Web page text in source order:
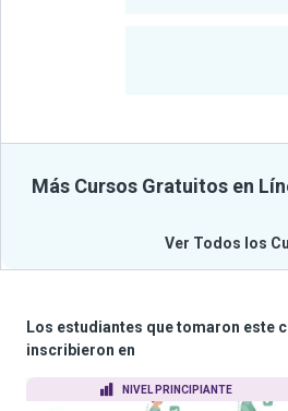
Más Cursos Gratuitos en
Ver Todos los
Los estudiantes que tomaron este
inscribieron en
NIVEL PRINCIPIANTE